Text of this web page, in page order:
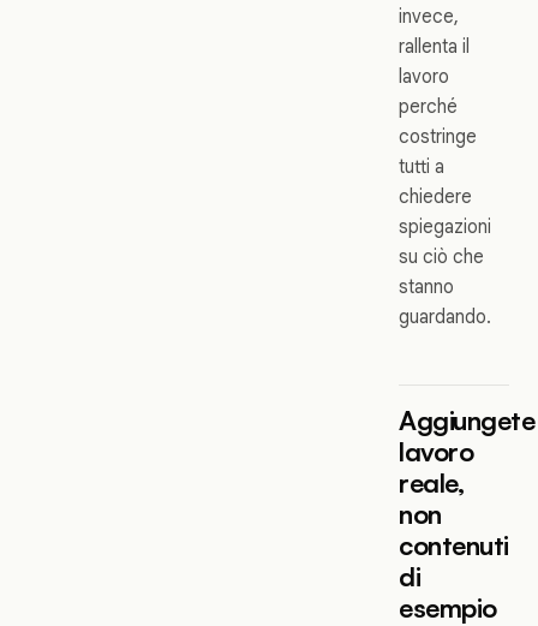
invece,
rallenta il
lavoro
perché
costringe
tutti a
chiedere
spiegazioni
su ciò che
stanno
guardando.
Aggiungete
lavoro
reale,
non
contenuti
di
esempio